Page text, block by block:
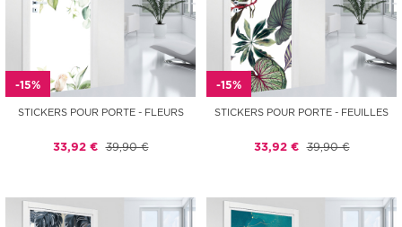
-15%
STICKERS POUR PORTE - FLEURS
33,92 € 39,90 €
-15%
STICKERS POUR PORTE - FEUILLES
33,92 € 39,90 €